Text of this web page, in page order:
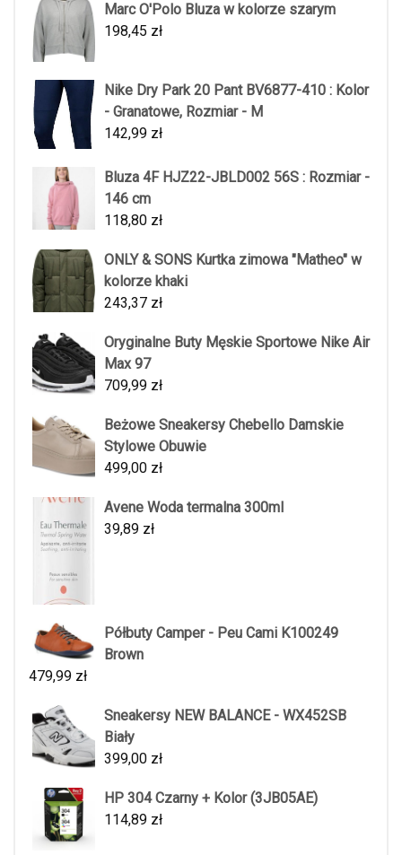
Marc O'Polo Bluza w kolorze szarym
198,45 zł
Nike Dry Park 20 Pant BV6877-410 : Kolor
- Granatowe, Rozmiar - M
142,99 zł
Bluza 4F HJZ22-JBLD002 56S : Rozmiar -
146 cm
118,80 zł
ONLY & SONS Kurtka zimowa "Matheo" w
kolorze khaki
243,37 zł
Oryginalne Buty Męskie Sportowe Nike Air
Max 97
709,99 zł
Beżowe Sneakersy Chebello Damskie
Stylowe Obuwie
499,00 zł
Avene Woda termalna 300ml
39,89 zł
Półbuty Camper - Peu Cami K100249
Brown
479,99 zł
Sneakersy NEW BALANCE - WX452SB
Biały
399,00 zł
HP 304 Czarny + Kolor (3JB05AE)
114,89 zł